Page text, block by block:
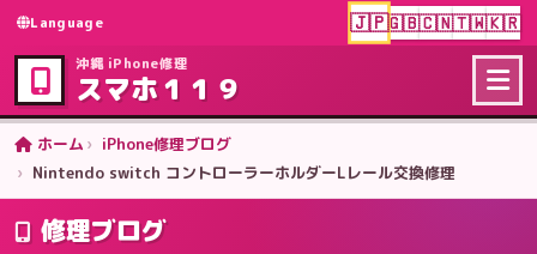
Language 🇯🇵🇬🇧🇨🇳🇹🇼🇰🇷
沖縄 iPhone修理
スマホ１１９
ホーム
iPhone修理ブログ
Nintendo switch コントローラーホルダーLレール交換修理
修理ブログ